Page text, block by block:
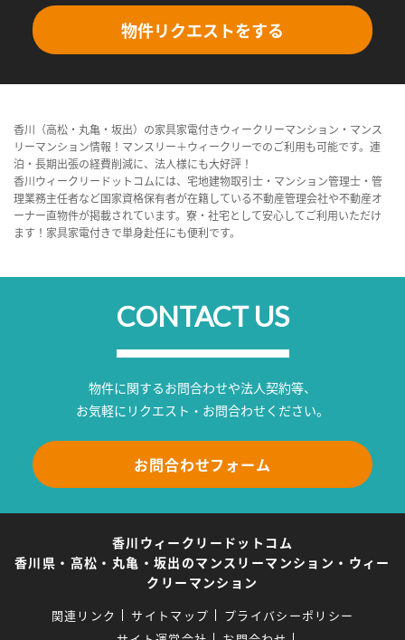
物件リクエストをする
香川（高松・丸亀・坂出）の家具家電付きウィークリーマンション・マンス
リーマンション情報！マンスリー＋ウィークリーでのご利用も可能です。連
泊・長期出張の経費削減に、法人様にも大好評！
香川ウィークリードットコムには、宅地建物取引士・マンション管理士・管
理業務主任者など国家資格保有者が在籍している不動産管理会社や不動産オ
ーナー直物件が掲載されています。寮・社宅として安心してご利用いただけ
ます！家具家電付きで単身赴任にも便利です。
CONTACT US
物件に関するお問合わせや法人契約等、
お気軽にリクエスト・お問合わせください。
お問合わせフォーム
香川ウィークリードットコム
香川県・高松・丸亀・坂出のマンスリーマンション・ウィー
クリーマンション
関連リンク サイトマップ
プライバシーポリシー